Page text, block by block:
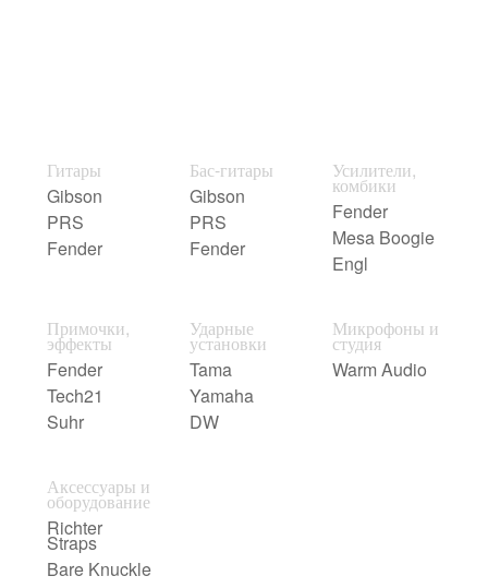
Гитары
Gibson
PRS
Fender
Бас-гитары
Gibson
PRS
Fender
Усилители,
комбики
Fender
Mesa Boogie
Engl
Примочки,
эффекты
Fender
Tech21
Suhr
Ударные
установки
Tama
Yamaha
DW
Микрофоны и
студия
Warm Audio
Аксессуары и
оборудование
Richter
Straps
Bare Knuckle